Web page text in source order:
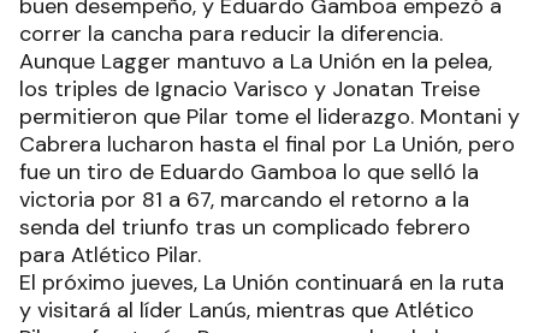
33 a 31, con La Unión ligeramente arriba.
En el tercer período, Aquiles Montani anotó un
triple para ampliar la ventaja a favor de Colón y
mantener su liderazgo, llegando a sacar una
máxima ventaja. Durante este tramo del partido,
Eduardo Gamboa cortó la racha negativa y
redujo la distancia. Además, el capitán Jonatan
Treise comenzó a sumar puntos, pero La Unión
respondió con un triple de Pablo Bilat, cerrando el
tercer cuarto con un marcador de 55 a 49.
El último cuarto fue crucial, con una destacada
actuación del norteamericano Dishon Lowery